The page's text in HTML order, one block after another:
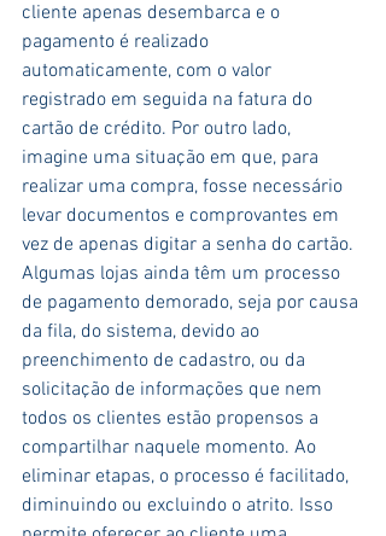
cliente apenas desembarca e o
pagamento é realizado
automaticamente, com o valor
registrado em seguida na fatura do
cartão de crédito. Por outro lado,
imagine uma situação em que, para
realizar uma compra, fosse necessário
levar documentos e comprovantes em
vez de apenas digitar a senha do cartão.
Algumas lojas ainda têm um processo
de pagamento demorado, seja por causa
da fila, do sistema, devido ao
preenchimento de cadastro, ou da
solicitação de informações que nem
todos os clientes estão propensos a
compartilhar naquele momento. Ao
eliminar etapas, o processo é facilitado,
diminuindo ou excluindo o atrito. Isso